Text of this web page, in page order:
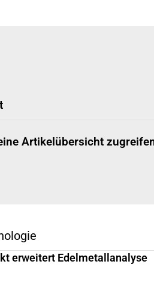
Artikelübersicht
erweitert Edelmetallanalyse